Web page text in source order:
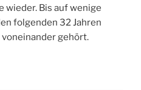
wieder. Bis auf wenige
folgenden 32 Jahren
gehört.